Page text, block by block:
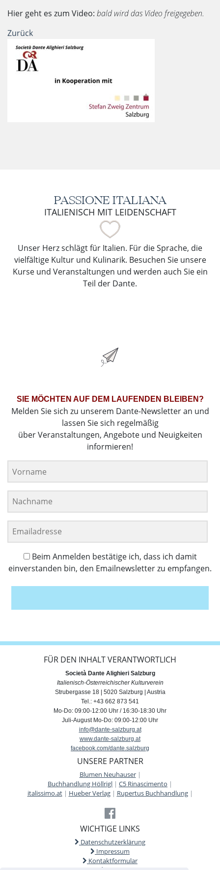
Hier geht es zum Video: bald wird das Video freigegeben.
Zurück
PASSIONE ITALIANA
ITALIENISCH MIT LEIDENSCHAFT
Unser Herz schlägt für Italien. Für die Sprache, die
vielfältige Kultur und Kulinarik. Besuchen Sie unsere
Kurse und Veranstaltungen und werden auch Sie ein
Teil der Dante.
SIE MÖCHTEN AUF DEM LAUFENDEN BLEIBEN?
Melden Sie sich zu unserem Dante-Newsletter an und
lassen Sie sich regelmäßig
über Veranstaltungen, Angebote und Neuigkeiten
informieren!
Beim Anmelden bestätige ich, dass ich damit
einverstanden bin, den Emailnewsletter zu empfangen.
FÜR DEN INHALT VERANTWORTLICH
Società Dante Alighieri Salzburg
Italienisch-Österreichischer Kulturverein
Strubergasse 18 | 5020 Salzburg | Austria
Tel.: +43 662 873 541
Mo-Do: 09:00-12:00 Uhr / 16:30-18:30 Uhr
Juli-August Mo-Do: 09:00-12:00 Uhr
info@dante-salzburg.at
www.dante-salzburg.at
facebook.com/dante.salzburg
UNSERE PARTNER
Blumen Neuhauser|
Buchhandlung Höllrigl | C5 Rinascimento |
italissimo.at| Hueber Verlag| Rupertus Buchhandlung|
WICHTIGE LINKS
Datenschutzerklärung
Impressum
Kontaktformular